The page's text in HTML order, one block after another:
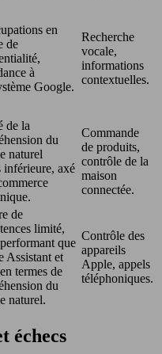
en
de
à
Google.
Recherche
vocale,
informations
contextuelles.
de la
du
naturel
inférieure, axé
Commande
de produits,
contrôle de la
maison
connectée.
de
limité,
que
Assistant et
termes de
du
naturel.
Contrôle des
appareils
Apple, appels
téléphoniques.
échecs